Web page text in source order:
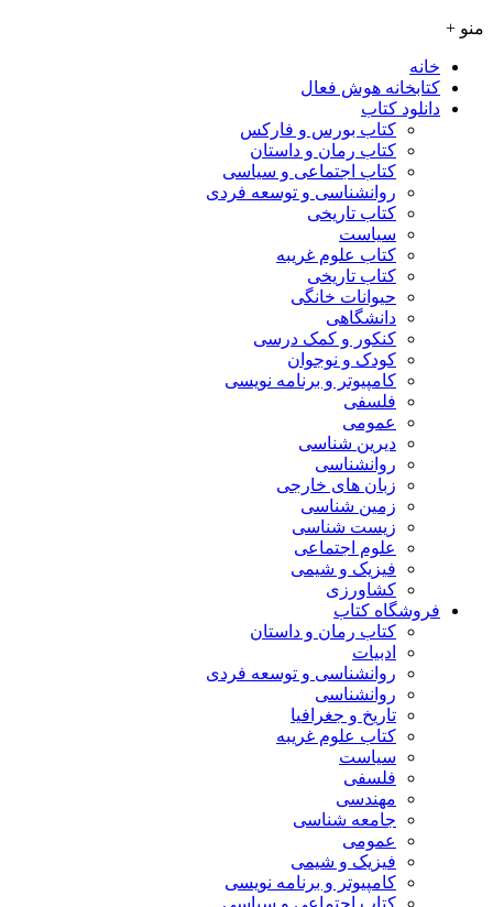
منو +
خانه
کتابخانه هوش فعال
دانلود کتاب
کتاب بورس و فارکس
کتاب رمان و داستان
کتاب اجتماعی و سیاسی
روانشناسی و توسعه فردی
کتاب تاریخی
سیاست
کتاب علوم غریبه
کتاب تاریخی
حیوانات خانگی
دانشگاهی
کنکور و کمک‌ درسی
کودک و نوجوان
کامپیوتر و برنامه نویسی
فلسفی
عمومی
دیرین شناسی
روانشناسی
زبان های خارجی
زمین شناسی
زیست شناسی
علوم اجتماعی
فیزیک و شیمی
کشاورزی
فروشگاه کتاب
کتاب رمان و داستان
ادبیات
روانشناسی و توسعه فردی
روانشناسی
تاریخ و جغرافیا
کتاب علوم غریبه
سیاست
فلسفی
مهندسی
جامعه شناسی
عمومی
فیزیک و شیمی
کامپیوتر و برنامه نویسی
کتاب اجتماعی و سیاسی